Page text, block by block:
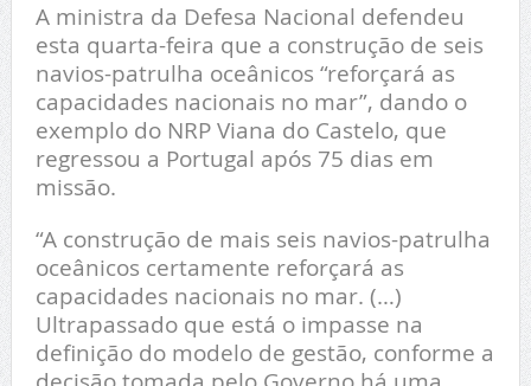
A ministra da Defesa Nacional defendeu
esta quarta-feira que a construção de seis
navios-patrulha oceânicos “reforçará as
capacidades nacionais no mar”, dando o
exemplo do NRP Viana do Castelo, que
regressou a Portugal após 75 dias em
missão.
“A construção de mais seis navios-patrulha
oceânicos certamente reforçará as
capacidades nacionais no mar. (…)
Ultrapassado que está o impasse na
definição do modelo de gestão, conforme a